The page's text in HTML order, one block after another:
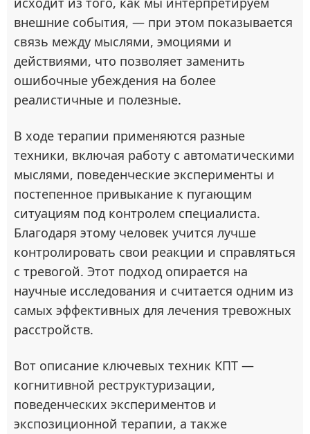
внешние события, — при этом показывается
связь между мыслями, эмоциями и
действиями, что позволяет заменить
ошибочные убеждения на более
реалистичные и полезные.
В ходе терапии применяются разные
техники, включая работу с автоматическими
мыслями, поведенческие эксперименты и
постепенное привыкание к пугающим
ситуациям под контролем специалиста.
Благодаря этому человек учится лучше
контролировать свои реакции и справляться
с тревогой. Этот подход опирается на
научные исследования и считается одним из
самых эффективных для лечения тревожных
расстройств.
Вот описание ключевых техник КПТ —
когнитивной реструктуризации,
поведенческих экспериментов и
экспозиционной терапии, а также